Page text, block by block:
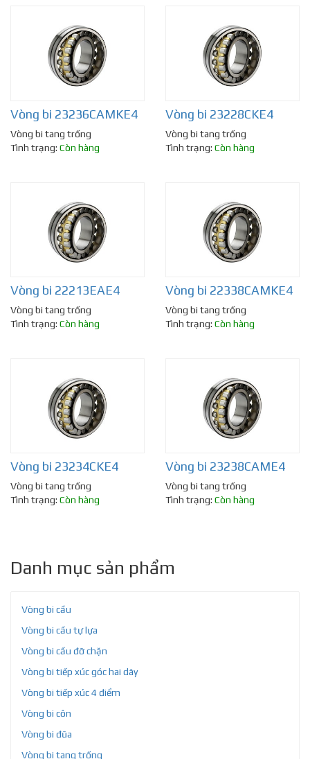
Vòng bi 23236CAMKE4
Vòng bi tang trống
Tình trạng: Còn hàng
Vòng bi 23228CKE4
Vòng bi tang trống
Tình trạng: Còn hàng
Vòng bi 22213EAE4
Vòng bi tang trống
Tình trạng: Còn hàng
Vòng bi 22338CAMKE4
Vòng bi tang trống
Tình trạng: Còn hàng
Vòng bi 23234CKE4
Vòng bi tang trống
Tình trạng: Còn hàng
Vòng bi 23238CAME4
Vòng bi tang trống
Tình trạng: Còn hàng
Danh mục sản phẩm
Vòng bi cầu
Vòng bi cầu tự lựa
Vòng bi cầu đỡ chặn
Vòng bi tiếp xúc góc hai dãy
Vòng bi tiếp xúc 4 điểm
Vòng bi côn
Vòng bi đũa
Vòng bi tang trống